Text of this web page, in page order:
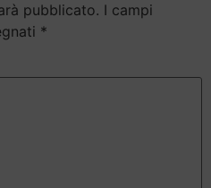
pubblicato. I campi
*